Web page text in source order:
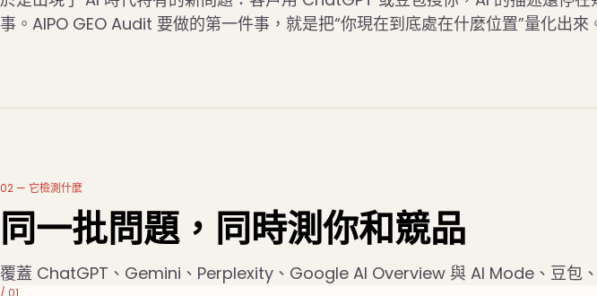
事。AIPO GEO Audit 要做的第一件事，就是把“你現在到底處在什麼位置”量化出來
02 — 它檢測什麼
同一批問題，同時測你和競品
覆蓋 ChatGPT、Gemini、Perplexity、Google AI Overview 與 AI Mode、豆包
/ 01